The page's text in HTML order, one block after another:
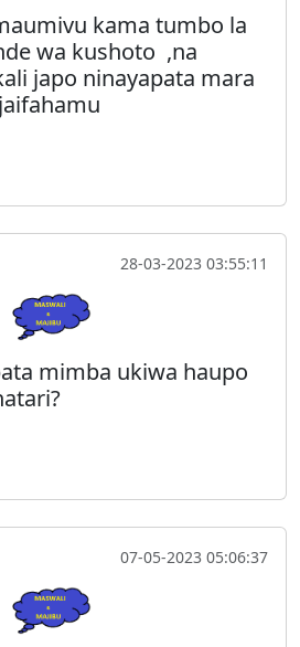
kama tumbo la
wa kushoto ,na
japo ninayapata mara
28-03-2023 03:55:11
mimba ukiwa haupo
07-05-2023 05:06:37